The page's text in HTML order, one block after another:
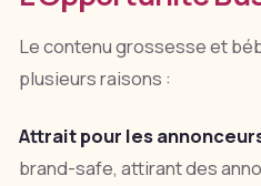
Le contenu grossesse et
plusieurs raisons :
Attrait pour les
brand-safe, attirant des